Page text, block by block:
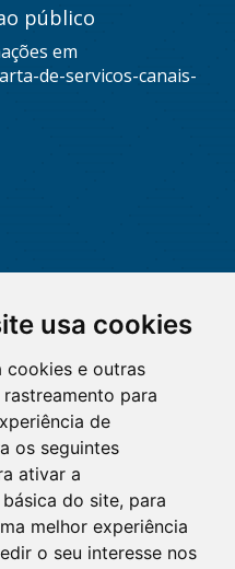
usa cookies
cookies e outras
para
de
os seguintes
ativar a
do site, para
melhor experiência
o seu interesse nos
público
em
de-servicos-canais-